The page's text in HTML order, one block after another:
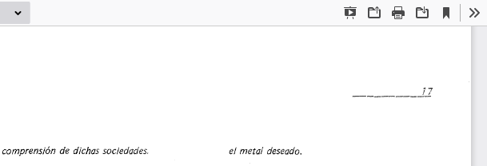
Presentation
OpenPrint Download
Current
View
comprensión de dichas sociedades.
el metal deseado.